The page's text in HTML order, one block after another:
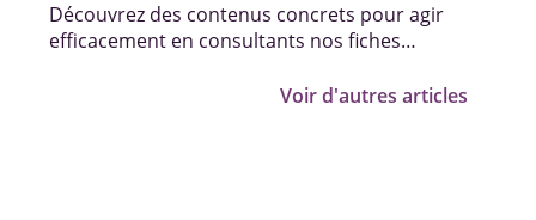
Découvrez des contenus concrets pour agir
efficacement en consultants nos fiches
Voir d'autres articles